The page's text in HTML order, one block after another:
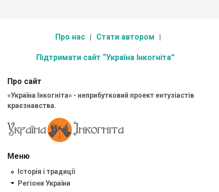
Про нас Стати автором
Підтримати сайт “Україна Інкогніта”
Про сайт
«Україна Інкогніта» - неприбутковий проект ентузіастів
краєзнавства.
Меню
Історія і традиції
Регіони України